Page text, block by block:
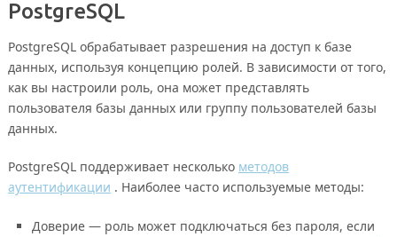
PostgreSQL
PostgreSQL обрабатывает разрешения на доступ к базе
данных, используя концепцию ролей. В зависимости от того,
как вы настроили роль, она может представлять
пользователя базы данных или группу пользователей базы
данных.
PostgreSQL поддерживает несколько методов
аутентификации . Наиболее часто используемые методы:
Доверие — роль может подключаться без пароля, если